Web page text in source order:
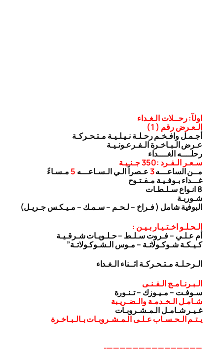
اولآ: رحــلات الـغـداء
الـعـرض رقم ( 1 )
أجـمـل وافـخـم رحـلـة نـيـلـيـة مـتـحـركـة
عـرض الـبـاخـرة الـفـرعـونـيـة
رحلــــه الغــــداء
سـعـر الـفـرد :350 جـنـيـة
مــن الساعـــه3عـصراً الـي الـسـاعـــه 5 مـسـاءً
غـــداء بـوفـيـة مـفـتـوح
8 انـواع سـلـطـات
شـوربـة
البوفية شامل ( فـراخ – لـحـم – سـمـك – مـيـكـس جـريـل)
الـحـلـو اخـتـيـار بـيـن :
أم عـلـي – فـروت سـلـط – حـلـويـات شـرقـيـة
كـيـكـة شـوكـولاتـة – مـوس الـشـوكـولاتـة”
الـرحـلـة مـتـحـركـة اثــناء الـغـداء
الـبـرنـامـج الـفـنـى
سـوفـت – مـيـوزك – تـنـورة
شـامـل الـخـدمـة والـضـريـبة
غـيـر شـامـل الـمـشـروبـات
يـتـم الـحـسـاب عـلـى الـمـشـروبـات بـالـبـاخـرة
———————————————-